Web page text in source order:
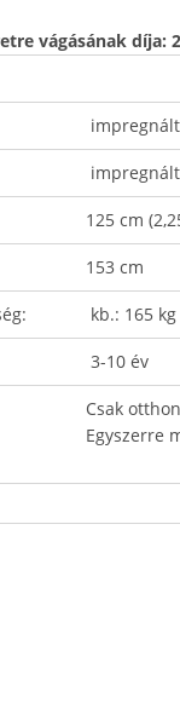
vágásának díja:
125 cm
153 cm
kb.: 165 kg
3-10 év
Csak
Egyszerre